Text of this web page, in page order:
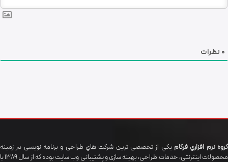
0 نظرات
گروه نرم افزاري فرکام يکي از تخصصی ترين شرکت هاي طراحی و برنامه نویسی در زمینه
محصولات اینترنتی، خدمات طراحی، بهینه سازی و پشتیبانی وب سایت بوده که از سال 1389 با